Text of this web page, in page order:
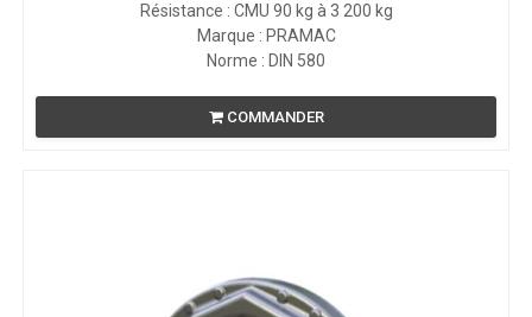
Résistance : CMU 90 kg à 3 200 kg
Marque : PRAMAC
Norme : DIN 580
COMMANDER